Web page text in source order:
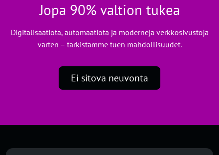
Jopa 90% valtion tukea
Digitalisaatiota, automaatiota ja moderneja verkkosivustoja
varten – tarkistamme tuen mahdollisuudet.
Ei sitova neuvonta